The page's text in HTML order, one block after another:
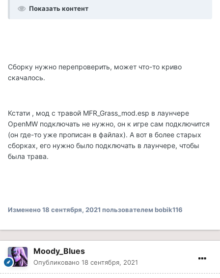
Показать контент
Сборку нужно перепроверить, может что-то криво
скачалось.
Кстати , мод с травой MFR_Grass_mod.esp в лаунчере
OpenMW подключать не нужно, он к игре сам подключится
(он где-то уже прописан в файлах). А вот в более старых
сборках, его нужно было подключать в лаунчере, чтобы
была трава.
Изменено18 сентября, 2021 пользователем bobik116
Moody_Blues
Опубликовано 18 сентября, 2021